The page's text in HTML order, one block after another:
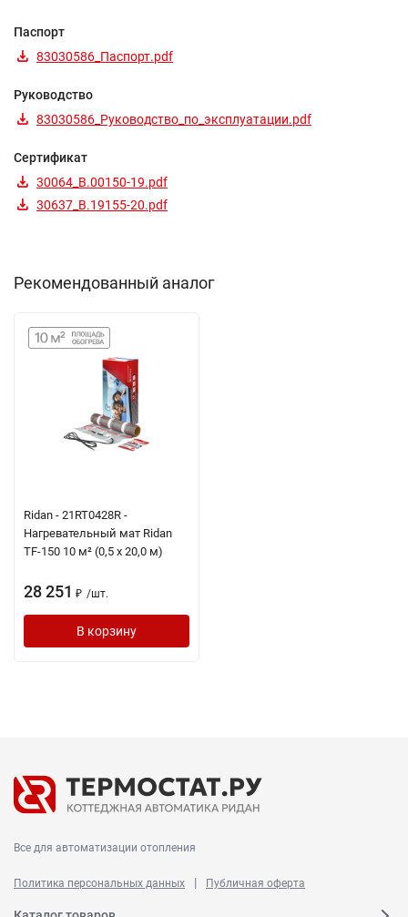
Паспорт
83030586_Паспорт.pdf
Руководство
83030586_Руководство_по_эксплуатации.pdf
Сертификат
30064_B.00150-19.pdf
30637_B.19155-20.pdf
Рекомендованный аналог
Ridan - 21RT0428R -
Нагревательный мат Ridan
TF-150 10 м² (0,5 х 20,0 м)
28 251 ₽ /шт.
В корзину
Все для автоматизации отопления
Политика персональных данных | Публичная оферта